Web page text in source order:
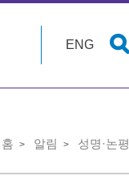
ENG
홈 알림 성명·논평